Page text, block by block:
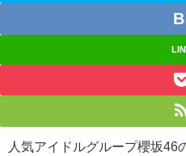
人気アイドルグループ櫻坂46